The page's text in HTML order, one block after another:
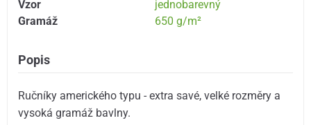
Vzor
jednobarevný
Gramáž
650 g/m²
Popis
Ručníky amerického typu - extra savé, velké rozměry a
vysoká gramáž bavlny.